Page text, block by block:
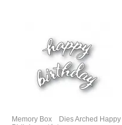
Memory Box Dies Arched Happy